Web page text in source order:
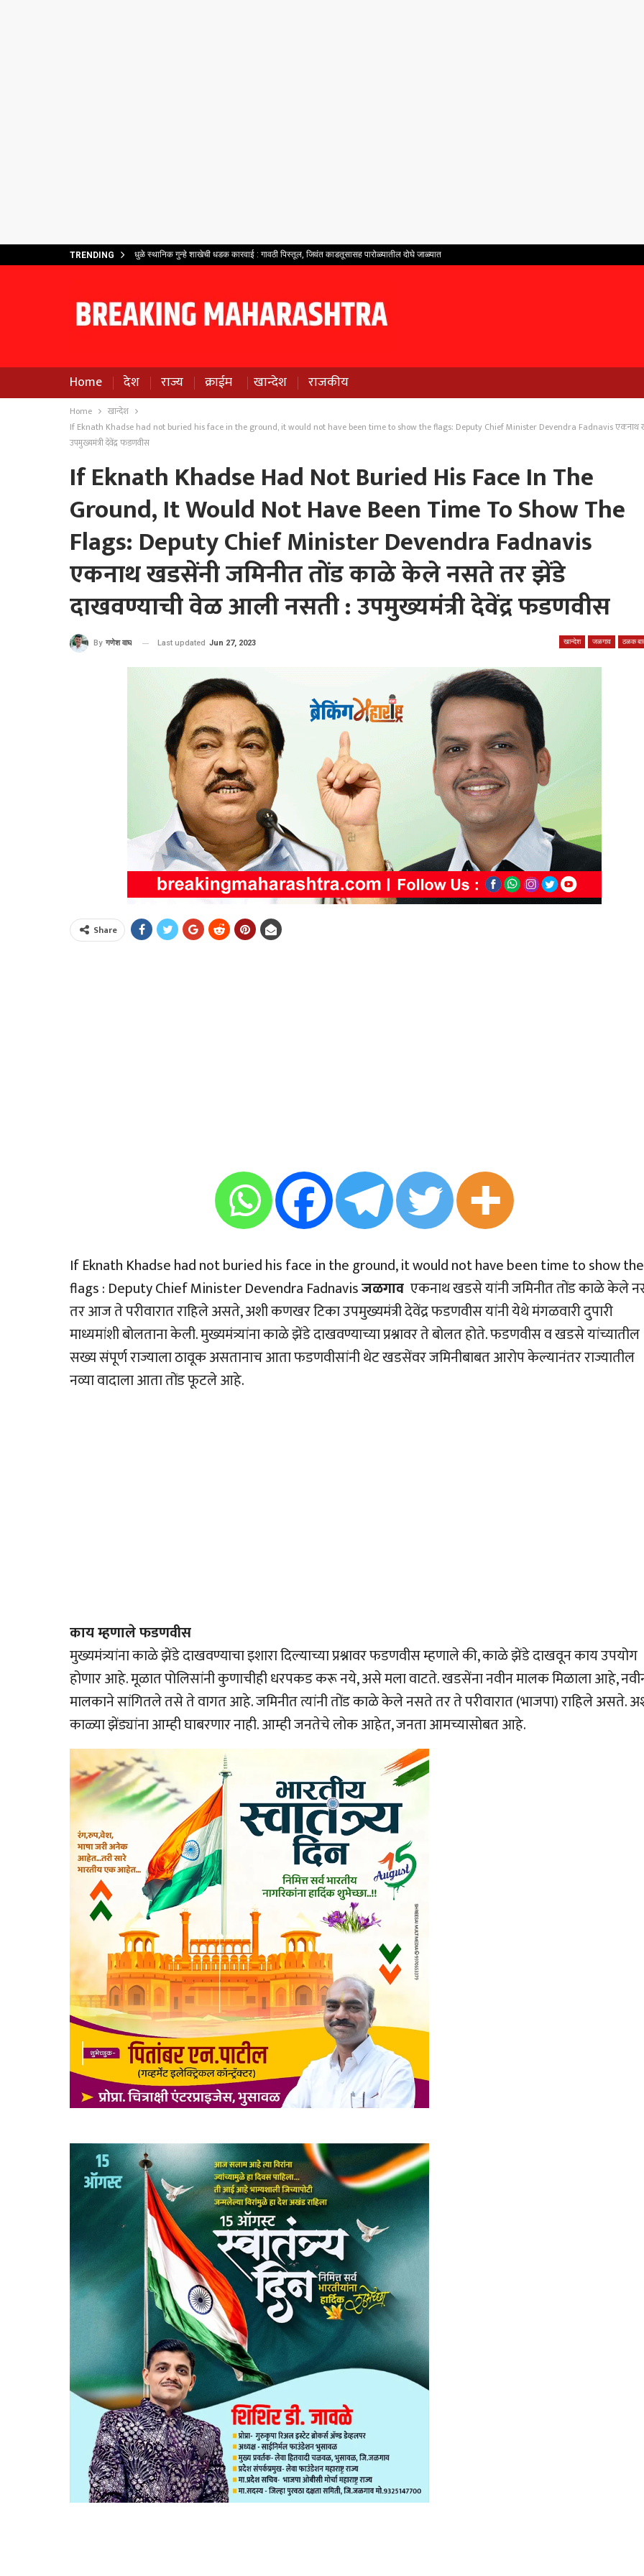
TRENDING धुळे स्थानिक गुन्हे शाखेची धडक कारवाई : गावठी पिस्तूल, जिवंत काडतूसासह पारोळ्यातील दोघे जाळ्यात
Home देश राज्य क्राईम खान्देश राजकीय
Home
खान्देश
If Eknath Khadse had not buried his face in the ground, it would not have been time to show the flags: Deputy Chief Minister Devendra Fadnavis एकनाथ
उपमुख्यमंत्री देवेंद्र फडणवीस
If Eknath Khadse Had Not Buried His Face In The
Ground, It Would Not Have Been Time To Show The
Flags: Deputy Chief Minister Devendra Fadnavis
एकनाथ खडसेंनी जमिनीत तोंड काळे केले नसते तर झेंडे
दाखवण्याची वेळ आली नसती : उपमुख्यमंत्री देवेंद्र फडणवीस
खान्देश जळगाव ठळक
By गणेश वाघ Last updated Jun 27, 2023
Share
If Eknath Khadse had not buried his face in the ground, it would not have been time to show the
flags : Deputy Chief Minister Devendra Fadnavisजळगाव एकनाथ खडसे यांनी जमिनीत तोंड काळे केले
तर आज ते परीवारात राहिले असते, अशी कणखर टिका उपमुख्यमंत्री देवेंद्र फडणवीस यांनी येथे मंगळवारी दुपारी
माध्यमांशी बोलताना केली. मुख्यमंत्र्यांना काळे झेंडे दाखवण्याच्या प्रश्नावर ते बोलत होते. फडणवीस व खडसे यांच्यातील
सख्य संपूर्ण राज्याला ठावूक असतानाच आता फडणवीसांनी थेट खडसेंवर जमिनीबाबत आरोप केल्यानंतर राज्यातील
नव्या वादाला आता तोंड फूटले आहे.
काय म्हणाले फडणवीस
मुख्यमंत्र्यांना काळे झेंडे दाखवण्याचा इशारा दिल्याच्या प्रश्नावर फडणवीस म्हणाले की, काळे झेंडे दाखवून काय उपयोग
होणार आहे. मूळात पोलिसांनी कुणाचीही धरपकड करू नये, असे मला वाटते. खडसेंना नवीन मालक मिळाला आहे,
मालकाने सांगितले तसे ते वागत आहे. जमिनीत त्यांनी तोंड काळे केले नसते तर ते परीवारात (भाजपा) राहिले असते.
काळ्या झेंड्यांना आम्ही घाबरणार नाही. आम्ही जनतेचे लोक आहेत, जनता आमच्यासोबत आहे.